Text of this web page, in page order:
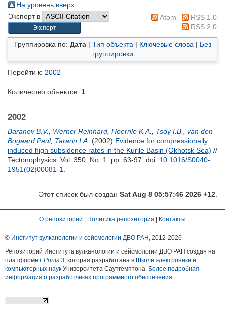
На уровень вверх
Экспорт в
Atom
RSS 1.0
RSS 2.0
Группировка по: Дата| Тип объекта | Ключевые слова | Без
группировки
Перейти к: 2002
Количество объектов: 1
2002
Baranov B.V. Werner Reinhard Hoernle K.A. Tsoy I.B.
van den
Bogaard Paul, Tararin I.A. (2002) Evidence for compressionally
induced high subsidence rates in the Kurile Basin (Okhotsk Sea) //
Tectonophysics. Vol. 350, No. 1. pp. 63-97. doi: 10.1016/S0040-
1951(02)00081-1
Этот список был создан Sat Aug 8 05:57:46 2026 +12
О репозитории Политика репозитория Контакты
© Институт вулканологии и сейсмологии ДВО РАН , 2012-2026
Репозиторий Института вулканологии и сейсмологии ДВО РАН создан на
платформе EPrints 3, которая разработана в Школе электроники и
компьютерных наук Университета Саутгемптона. Более подробная
информация о разработчиках программного обеспечения.